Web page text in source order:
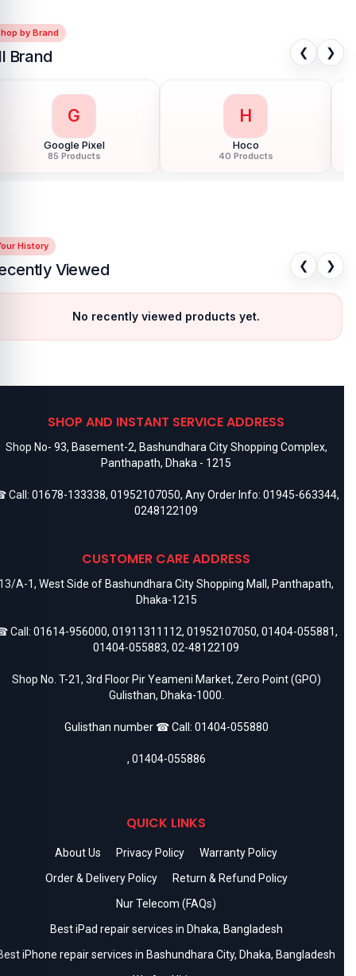
by Brand
Brand ❮ ❯
G
Google Pixel
85 Products
H
Hoco
40 Products
History
Viewed ❮ ❯
No recently viewed products yet.
SHOP AND INSTANT SERVICE ADDRESS
Shop No- 93, Basement-2, Bashundhara City Shopping Complex,
Panthapath, Dhaka - 1215
Call: 01678-133338, 01952107050, Any Order Info: 01945-663344,
0248122109
CUSTOMER CARE ADDRESS
A-1, West Side of Bashundhara City Shopping Mall, Panthapath,
Dhaka-1215
Call: 01614-956000, 01911311112, 01952107050, 01404-055881,
01404-055883, 02-48122109
Shop No. T-21, 3rd Floor Pir Yeameni Market, Zero Point (GPO)
Gulisthan, Dhaka-1000.
Gulisthan number ☎ Call: 01404-055880
, 01404-055886
QUICK LINKS
About Us Privacy Policy
Warranty Policy
Order & Delivery Policy
Return & Refund Policy
Nur Telecom (FAQs)
Best iPad repair services in Dhaka, Bangladesh
iPhone repair services in Bashundhara City, Dhaka, Bangladesh